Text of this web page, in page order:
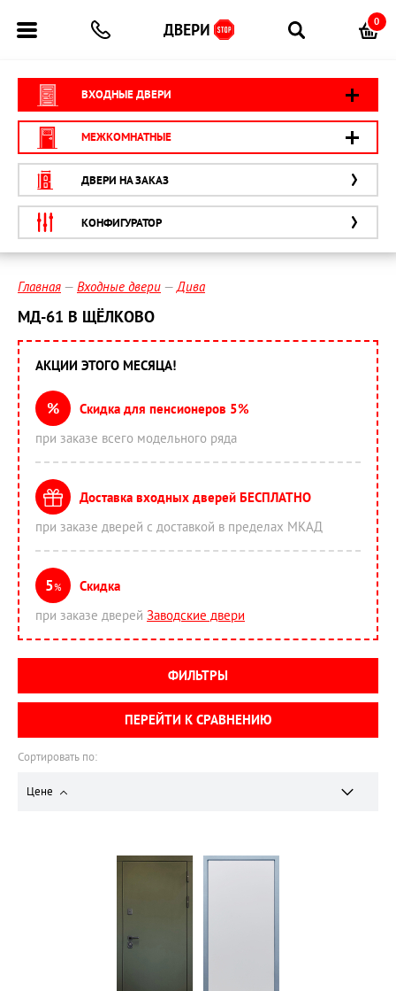
0
ВХОДНЫЕ ДВЕРИ
МЕЖКОМНАТНЫЕ
ДВЕРИ НА ЗАКАЗ
КОНФИГУРАТОР
Главная Входные двери Дива
МД-61 В ЩЁЛКОВО
Сортировать по:
Цене
АКЦИИ ЭТОГО МЕСЯЦА!
%
Скидка для пенсионеров 5%
при заказе всего модельного ряда
Доставка входных дверей БЕСПЛАТНО
при заказе дверей с доставкой в пределах МКАД
5%
Скидка
при заказе дверей Заводские двери
ФИЛЬТРЫ
ПЕРЕЙТИ К СРАВНЕНИЮ